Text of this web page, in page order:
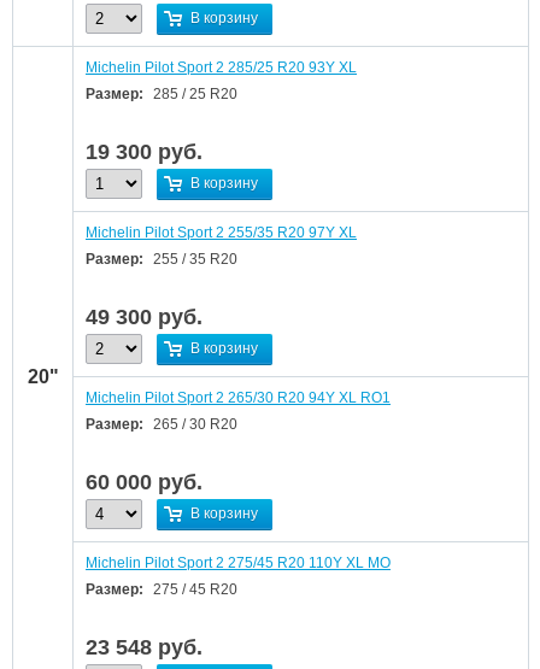
В корзину
20"
Michelin Pilot Sport 2 285/25 R20 93Y XL
Размер:
285 / 25 R20
19 300 руб.
В корзину
Michelin Pilot Sport 2 255/35 R20 97Y XL
Размер:
255 / 35 R20
49 300 руб.
В корзину
Michelin Pilot Sport 2 265/30 R20 94Y XL RO1
Размер:
265 / 30 R20
60 000 руб.
В корзину
Michelin Pilot Sport 2 275/45 R20 110Y XL MO
Размер:
275 / 45 R20
23 548 руб.